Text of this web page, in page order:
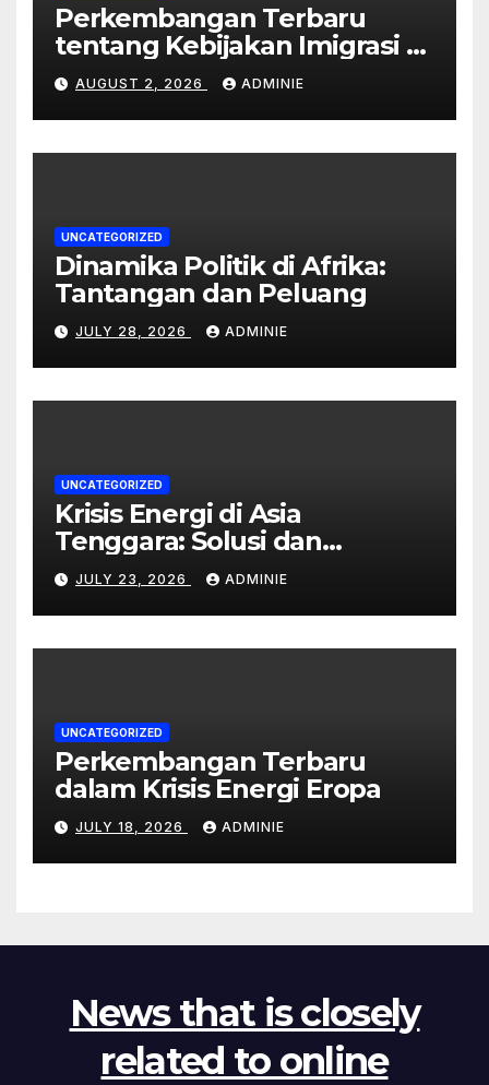
Perkembangan Terbaru
tentang Kebijakan Imigrasi di
Australia
AUGUST 2, 2026 ADMINIE
UNCATEGORIZED
Dinamika Politik di Afrika:
Tantangan dan Peluang
JULY 28, 2026 ADMINIE
UNCATEGORIZED
Krisis Energi di Asia
Tenggara: Solusi dan
Dampaknya
JULY 23, 2026 ADMINIE
UNCATEGORIZED
Perkembangan Terbaru
dalam Krisis Energi Eropa
JULY 18, 2026 ADMINIE
News that is closely
related to online